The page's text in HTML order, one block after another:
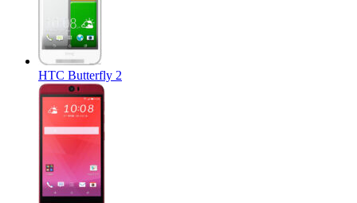
HTC Butterfly 2